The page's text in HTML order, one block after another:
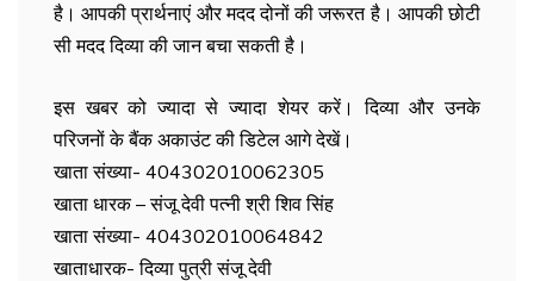
है। आपकी प्रार्थनाएं और मदद दोनों की जरूरत है। आपकी छोटी
सी मदद दिव्या की जान बचा सकती है।
इस खबर को ज्यादा से ज्यादा शेयर करें। दिव्या और उनके
परिजनों के बैंक अकाउंट की डिटेल आगे देखें।
खाता संख्या- 404302010062305
खाता धारक – संजू देवी पत्नी श्री शिव सिंह
खाता संख्या- 404302010064842
खाताधारक- दिव्या पुत्री संजू देवी